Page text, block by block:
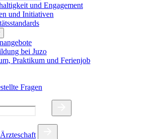
und Engagement
und Initiativen
bei Juzo
Praktikum und Ferienjob
Fragen